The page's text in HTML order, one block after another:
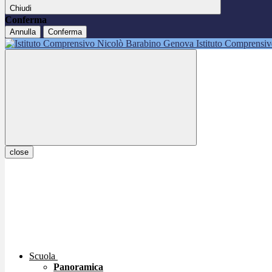
Chiudi
Conferma
Annulla Conferma
Istituto
close
Scuola
Panoramica